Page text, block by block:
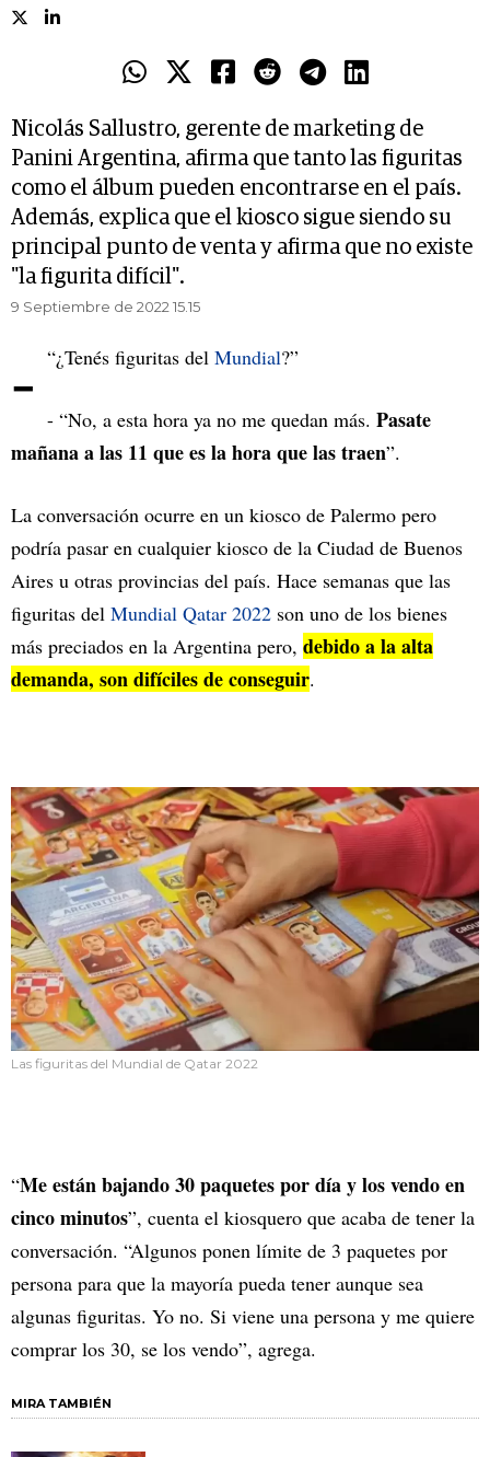
Nicolás Sallustro, gerente de marketing de
Panini Argentina, afirma que tanto las figuritas
como el álbum pueden encontrarse en el país.
Además, explica que el kiosco sigue siendo su
principal punto de venta y afirma que no existe
"la figurita difícil".
9 Septiembre de 2022 15.15
- “¿Tenés figuritas del Mundial?”
- “No, a esta hora ya no me quedan más. Pasate
mañana a las 11 que es la hora que las traen”.
La conversación ocurre en un kiosco de Palermo pero
podría pasar en cualquier kiosco de la Ciudad de Buenos
Aires u otras provincias del país. Hace semanas que las
figuritas del Mundial Qatar 2022 son uno de los bienes
más preciados en la Argentina pero, debido a la alta
demanda, son difíciles de conseguir.
Las figuritas del Mundial de Qatar 2022
“Me están bajando 30 paquetes por día y los vendo en
cinco minutos”, cuenta el kiosquero que acaba de tener la
conversación. “Algunos ponen límite de 3 paquetes por
persona para que la mayoría pueda tener aunque sea
algunas figuritas. Yo no. Si viene una persona y me quiere
comprar los 30, se los vendo”, agrega.
MIRA TAMBIÉN